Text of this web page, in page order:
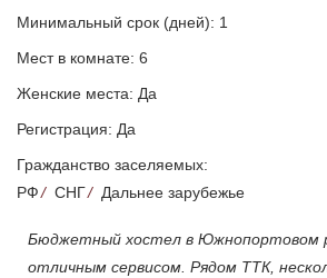
Минимальный срок (дней): 1
Мест в комнате: 6
Женские места: Да
Регистрация: Да
Гражданство заселяемых:
РФ/ СНГ/ Дальнее зарубежье
Бюджетный хостел в Южнопортовом
отличным сервисом. Рядом ТТК,